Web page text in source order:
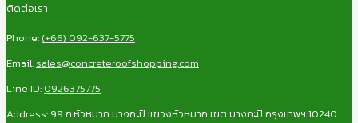
ติดต่อเรา
Phone: (+66) 092-637-5775
Email: sales@concreteroofshopping.com
Line ID: 0926375775
Address: 99 ถ.หัวหมาก บางกะปิ แขวงหัวหมาก เขต บางกะปี กรุงเทพฯ 10240